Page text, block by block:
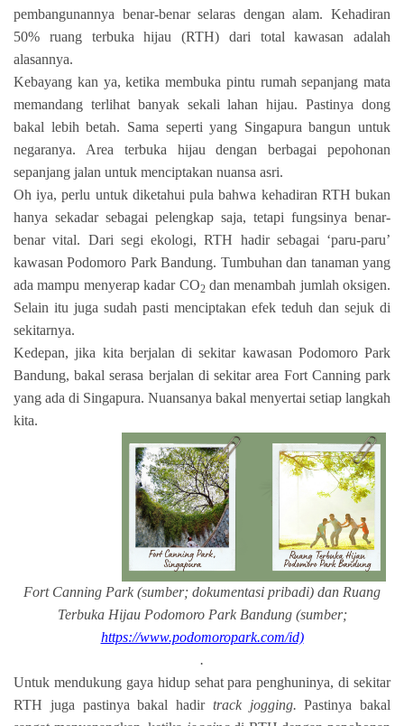
pembangunannya benar-benar selaras dengan alam. Kehadiran
50% ruang terbuka hijau (RTH) dari total kawasan adalah
alasannya.
Kebayang kan ya, ketika membuka pintu rumah sepanjang mata
memandang terlihat banyak sekali lahan hijau. Pastinya dong
bakal lebih betah. Sama seperti yang Singapura bangun untuk
negaranya. Area terbuka hijau dengan berbagai pepohonan
sepanjang jalan untuk menciptakan nuansa asri.
Oh iya, perlu untuk diketahui pula bahwa kehadiran RTH bukan
hanya sekadar sebagai pelengkap saja, tetapi fungsinya benar-
benar vital. Dari segi ekologi, RTH hadir sebagai ‘paru-paru’
kawasan Podomoro Park Bandung. Tumbuhan dan tanaman yang
ada mampu menyerap kadar CO2dan menambah jumlah oksigen.
Selain itu juga sudah pasti menciptakan efek teduh dan sejuk di
sekitarnya.
Kedepan, jika kita berjalan di sekitar kawasan Podomoro Park
Bandung, bakal serasa berjalan di sekitar area Fort Canning park
yang ada di Singapura. Nuansanya bakal menyertai setiap langkah
kita.
Fort Canning Park (sumber; dokumentasi pribadi) dan Ruang
Terbuka Hijau Podomoro Park Bandung (sumber;
https://www.podomoropark.com/id)
.
Untuk mendukung gaya hidup sehat para penghuninya, di sekitar
RTH juga pastinya bakal hadir track jogging.Pastinya bakal